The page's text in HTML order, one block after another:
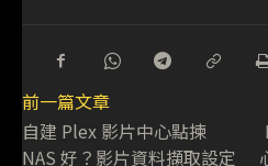
前一篇文章
自建 Plex 影片中心點揀
NAS 好？影片資料擷取設定